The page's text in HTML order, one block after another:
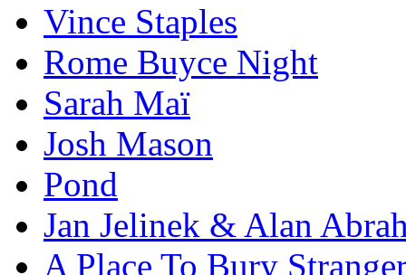
Vince Staples
Rome Buyce Night
Sarah Maï
Josh Mason
Pond
Jan Jelinek & Alan
A Place To Bury